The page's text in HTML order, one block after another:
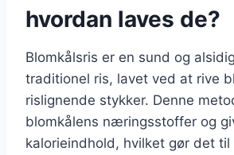
hvordan laves de?
Blomkålsris er en sund og
traditionel ris, lavet ved at rive
rislignende stykker. Denne
blomkålens næringsstoffer og
kalorieindhold, hvilket gør det